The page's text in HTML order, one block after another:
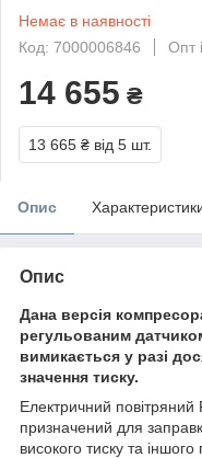
Немає в наявності
Код: 7000006846
Опт
14 655 ₴
13 665 ₴ від 5 шт.
Опис
Опис
Дана версія
регульованим
вимикається у разі
значення тиску.
Електричний
призначений для
високого тиску та